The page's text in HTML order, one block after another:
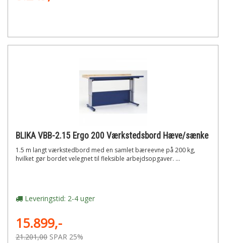
BLIKA VBB-2.15 Ergo 200 Værkstedsbord Hæve/sænke
1.5 m langt værkstedbord med en samlet bæreevne på 200 kg,
hvilket gør bordet velegnet til fleksible arbejdsopgaver. ...
Leveringstid: 2-4 uger
15.899,-
21.201,00 SPAR 25%